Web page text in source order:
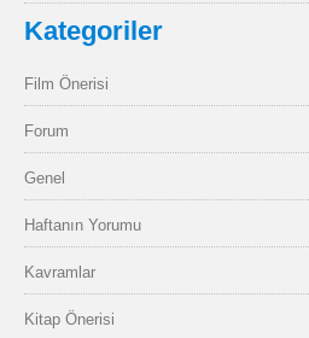
Kategoriler
Film Önerisi
Forum
Genel
Haftanın Yorumu
Kavramlar
Kitap Önerisi